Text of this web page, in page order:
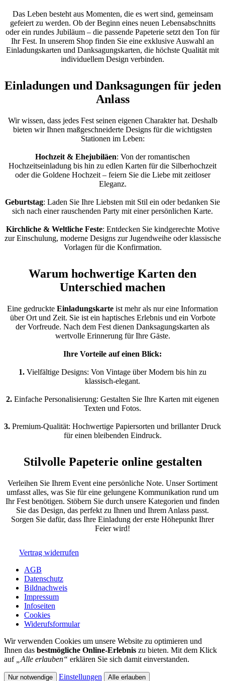
Das Leben besteht aus Momenten, die es wert sind, gemeinsam
gefeiert zu werden. Ob der Beginn eines neuen Lebensabschnitts
oder ein rundes Jubiläum – die passende Papeterie setzt den Ton für
Ihr Fest. In unserem Shop finden Sie eine exklusive Auswahl an
Einladungskarten und Danksagungskarten, die höchste Qualität mit
individuellem Design verbinden.
Einladungen und Danksagungen für jeden
Anlass
Wir wissen, dass jedes Fest seinen eigenen Charakter hat. Deshalb
bieten wir Ihnen maßgeschneiderte Designs für die wichtigsten
Stationen im Leben:
Hochzeit & Ehejubiläen: Von der romantischen
Hochzeitseinladung bis hin zu edlen Karten für die Silberhochzeit
oder die Goldene Hochzeit – feiern Sie die Liebe mit zeitloser
Eleganz.
Geburtstag: Laden Sie Ihre Liebsten mit Stil ein oder bedanken Sie
sich nach einer rauschenden Party mit einer persönlichen Karte.
Kirchliche & Weltliche Feste: Entdecken Sie kindgerechte Motive
zur Einschulung, moderne Designs zur Jugendweihe oder klassische
Vorlagen für die Konfirmation.
Warum hochwertige Karten den
Unterschied machen
Eine gedruckte Einladungskarte ist mehr als nur eine Information
über Ort und Zeit. Sie ist ein haptisches Erlebnis und ein Vorbote
der Vorfreude. Nach dem Fest dienen Danksagungskarten als
wertvolle Erinnerung für Ihre Gäste.
Ihre Vorteile auf einen Blick:
1. Vielfältige Designs: Von Vintage über Modern bis hin zu
klassisch-elegant.
2. Einfache Personalisierung: Gestalten Sie Ihre Karten mit eigenen
Texten und Fotos.
3. Premium-Qualität: Hochwertige Papiersorten und brillanter Druck
für einen bleibenden Eindruck.
Stilvolle Papeterie online gestalten
Verleihen Sie Ihrem Event eine persönliche Note. Unser Sortiment
umfasst alles, was Sie für eine gelungene Kommunikation rund um
Ihr Fest benötigen. Stöbern Sie durch unsere Kategorien und finden
Sie das Design, das perfekt zu Ihnen und Ihrem Anlass passt.
Sorgen Sie dafür, dass Ihre Einladung der erste Höhepunkt Ihrer
Feier wird!
Vertrag widerrufen
AGB
Datenschutz
Bildnachweis
Impressum
Infoseiten
Cookies
Widerufsformular
Wir verwenden Cookies um unsere Website zu optimieren und
Ihnen das bestmögliche Online-Erlebnis zu bieten. Mit dem Klick
auf
„Alle erlauben“ erklären Sie sich damit einverstanden.
Nur notwendige Einstellungen Alle erlauben